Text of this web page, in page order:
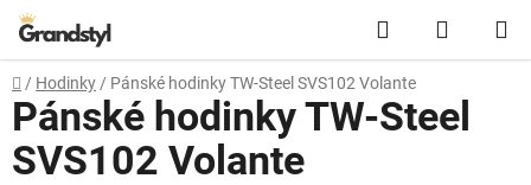
Přejít na obsah Hledat
Domů
/ Hodinky / Pánské hodinky TW-Steel SVS102 Volante
Pánské hodinky TW-Steel
SVS102 Volante